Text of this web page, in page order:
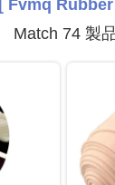
[ Fvmq
Match 74 製